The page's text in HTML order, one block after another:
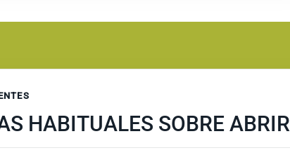
HABITUALES SOBRE